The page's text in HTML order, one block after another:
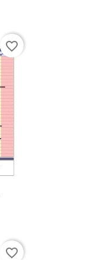
favorite_border
favorite_border